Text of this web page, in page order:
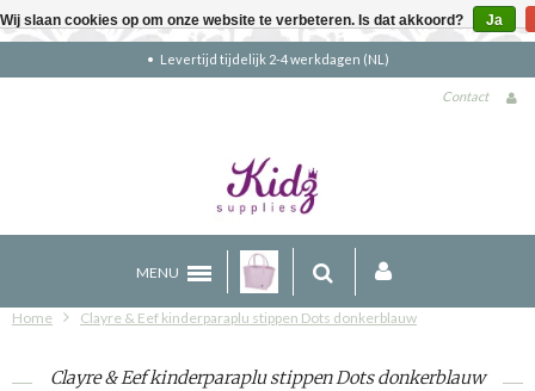
Gratis verzending boven €90 (NL)
Contact
MENU
Home Clayre & Eef kinderparaplu stippen Dots donkerblauw
Clayre & Eef kinderparaplu stippen Dots donkerblauw
Wij slaan cookies op om onze website te verbeteren. Is dat akkoord? Ja